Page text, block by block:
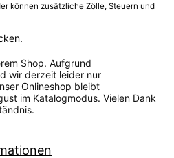
können zusätzliche Zölle, Steuern und
Shop. Aufgrund
wir derzeit leider nur
Onlineshop bleibt
im Katalogmodus. Vielen Dank